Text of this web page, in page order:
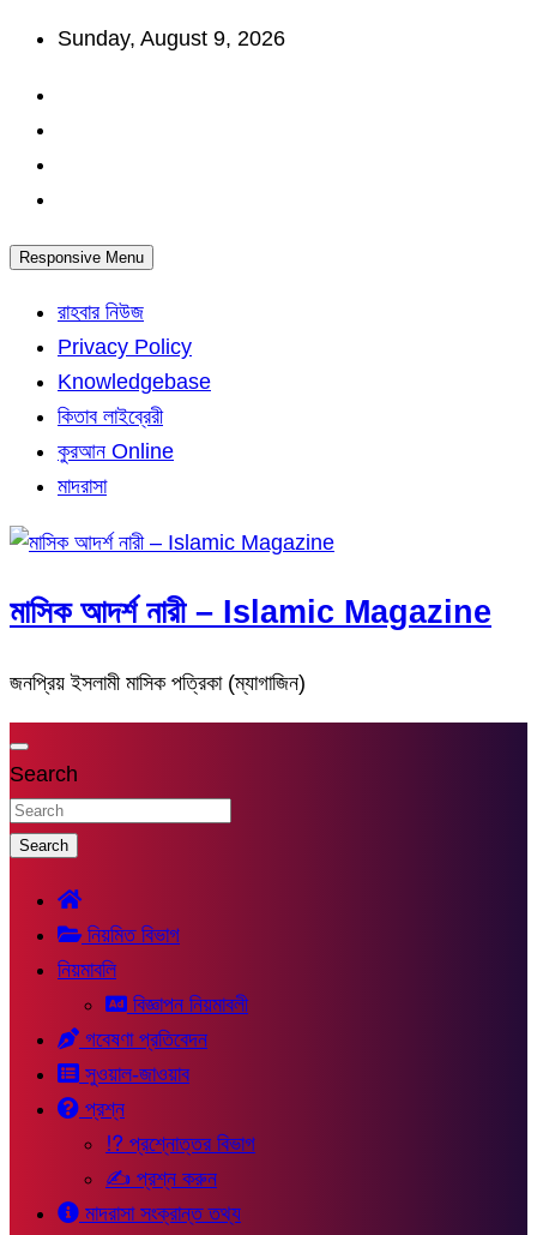
Skip
content
Sunday, August 9, 2026
Responsive Menu
রাহবার নিউজ
Privacy Policy
Knowledgebase
কিতাব লাইব্রেরী
কুরআন Online
মাদরাসা
মাসিক আদর্শ নারী – Islamic Magazine
জনপ্রিয় ইসলামী মাসিক পত্রিকা (ম্যাগাজিন)
Search
Search
নিয়মিত বিভাগ
নিয়মাবলি
বিজ্ঞাপন নিয়মাবলী
গবেষণা প্রতিবেদন
সুওয়াল-জাওয়াব
প্রশ্ন
⁉ প্রশ্নোত্তর বিভাগ
✍ প্রশ্ন করুন
মাদরাসা সংক্রান্ত তথ্য